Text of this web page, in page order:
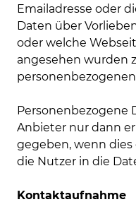
Emailadresse oder
Daten über
oder welche
angesehen wurden
Personenbezogene
Anbieter nur dann
gegeben, wenn
die Nutzer in die
Kontaktaufnahme